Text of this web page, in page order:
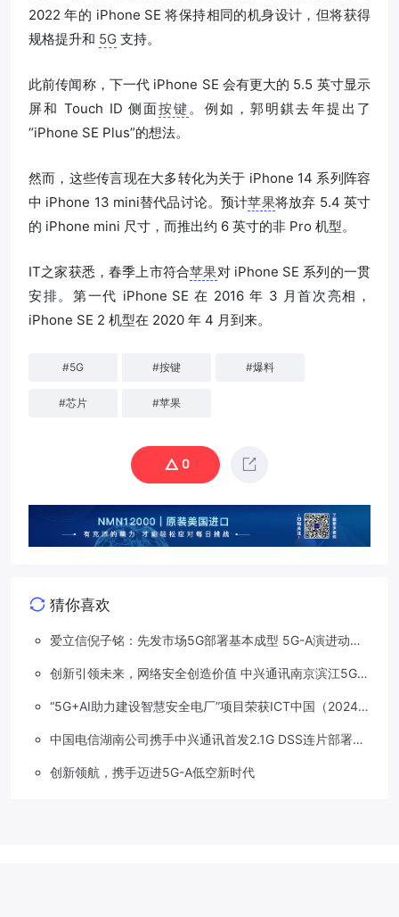
2022 年的 iPhone SE 将保持相同的机身设计，但将获得
规格提升和 5G 支持。
此前传闻称，下一代 iPhone SE 会有更大的 5.5 英寸显示
屏和 Touch ID 侧面按键 。例如，郭明錤去年提出了
“iPhone SE Plus”的想法。
然而，这些传言现在大多转化为关于 iPhone 14 系列阵容
中 iPhone 13 mini替代品讨论。预计苹果将放弃 5.4 英寸
的 iPhone mini 尺寸，而推出约 6 英寸的非 Pro 机型。
IT之家获悉，春季上市符合苹果对 iPhone SE 系列的一贯
安排。第一代 iPhone SE 在 2016 年 3 月首次亮相，
iPhone SE 2 机型在 2020 年 4 月到来。
#5G #按键 #爆料
#芯片 #苹果
0
猜你喜欢
爱立信倪子铭：先发市场5G部署基本成型 5G-A演进动能
创新引领未来，网络安全创造价值 中兴通讯南京滨江5G工
“5G+AI助力建设智慧安全电厂”项目荣获ICT中国（2024）
中国电信湖南公司携手中兴通讯首发2.1G DSS连片部署助
创新领航，携手迈进5G-A低空新时代